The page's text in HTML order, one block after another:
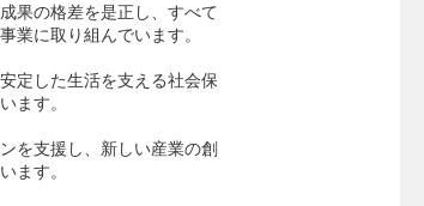
果の格差を是正し、すべて
業に取り組んでいます。
定した生活を支える社会保
ます。
を支援し、新しい産業の創
ます。